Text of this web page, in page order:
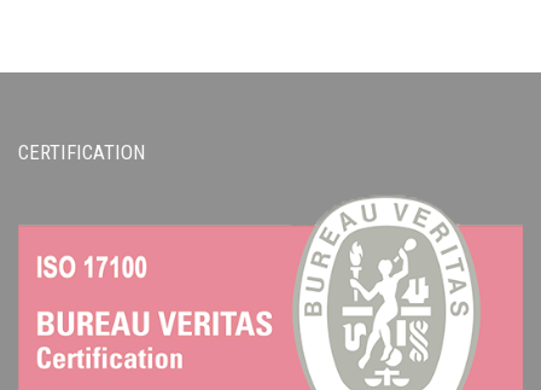
CERTIFICATION